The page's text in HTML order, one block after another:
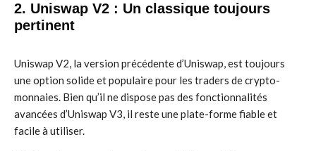
2. Uniswap V2 : Un classique toujours
pertinent
Uniswap V2, la version précédente d’Uniswap, est toujours
une option solide et populaire pour les traders de crypto-
monnaies. Bien qu’il ne dispose pas des fonctionnalités
avancées d’Uniswap V3, il reste une plate-forme fiable et
facile à utiliser.